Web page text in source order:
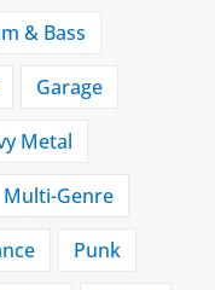
& Bass
Garage
Metal
Multi-Genre
Punk